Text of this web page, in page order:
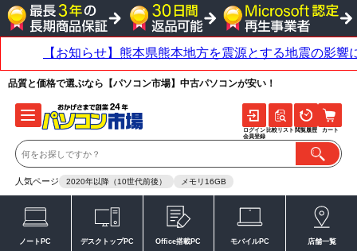
品質と価格で選ぶなら【パソコン市場】中古パソコンが安い！
人気ページ 2020年以降（10世代前後） メモリ16GB
ログイン
会員登録
比較リスト 閲覧履歴 カート
ノートPC デスクトップPC Office搭載PC モバイルPC 店舗一覧